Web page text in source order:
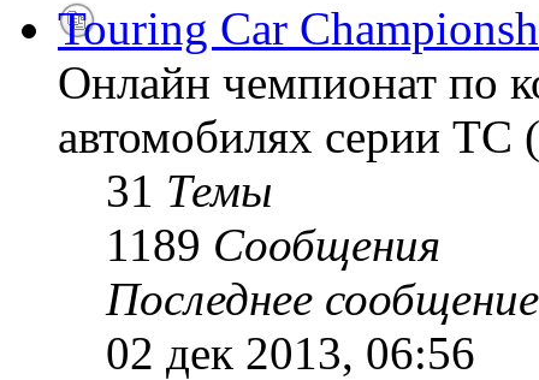
Touring Car
Онлайн чемпионат по
автомобилях серии
31 Темы
1189 Сообщения
Последнее сообщение
02 дек 2013, 06:56